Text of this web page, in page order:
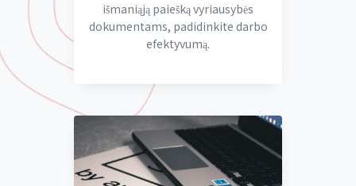
išmaniąją paiešką vyriausybės
dokumentams, padidinkite darbo
efektyvumą.